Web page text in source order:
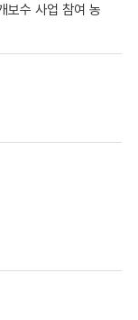
보수 사업 참여 농